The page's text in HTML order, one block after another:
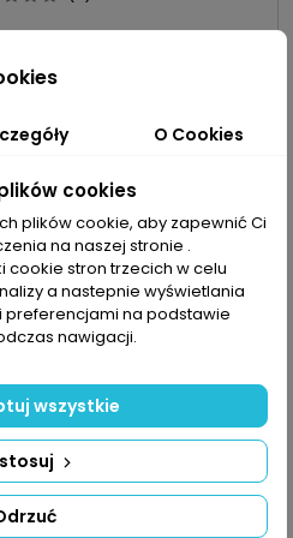
zł
brak na stanie
DEGEN Ø 0`300 MM
O Cookies
cookies
plików cookie, aby zapewnić Ci
na naszej stronie .
cookie stron trzecich w celu
a nastepnie wyświetlania
preferencjami na podstawie
nawigacji.
wszystkie